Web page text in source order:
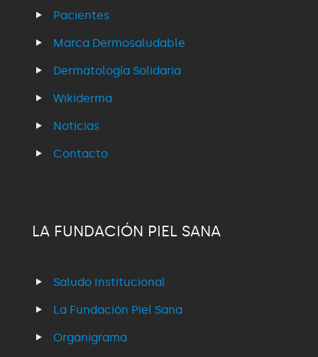
Pacientes
Marca Dermosaludable
Dermatología Solidaria
Wikiderma
Noticias
Contacto
LA FUNDACIÓN PIEL SANA
Saludo Institucional
La Fundación Piel Sana
Organigrama